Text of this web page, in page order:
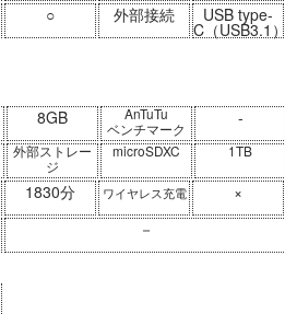
○ 外部接続 USB type-
C（USB3.1）
8GB
AnTuTu
ベンチマーク
-
外部ストレー
ジ
microSDXC 1TB
1830分 ワイヤレス充電 ×
－